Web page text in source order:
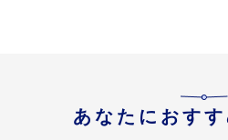
あなたにおす